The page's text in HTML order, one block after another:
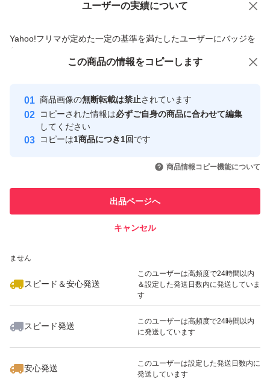
ユーザーの実績について
Yahoo!フリマが定めた一定の基準を満たしたユーザーにバッジを
付与しています
安心取引出品者
心・安全なユーザーです
取引実績
引を完了させた実績があります
での取引実績があります
ません
スピード＆安心発送
このユーザーは高頻度で24時間以内
＆設定した発送日数内に発送していま
す
スピード発送
このユーザーは高頻度で24時間以内
に発送しています
安心発送
このユーザーは設定した発送日数内に
発送しています
価格の相談 商品への質問
この商品の情報をコピーします
商品画像の無断転載は禁止されています
コピーされた情報は必ずご自身の商品に合わせて編集
してください
コピーは1商品につき1回です
商品情報コピー機能について
出品ページへ
キャンセル
この商品をみている人にオススメ
いいね！
43,300